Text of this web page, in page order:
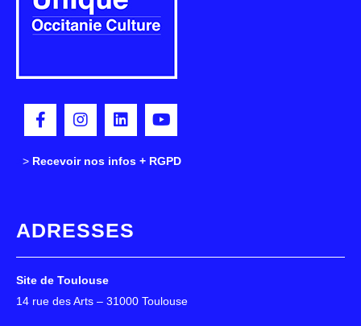
> Recevoir nos infos + RGPD
ADRESSES
Site de Toulouse
14 rue des Arts – 31000 Toulouse